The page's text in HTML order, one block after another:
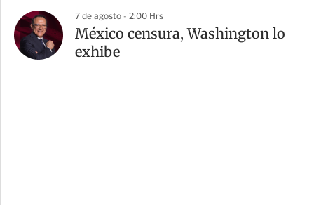
7 de agosto - 2:00 Hrs
México censura, Washington lo
exhibe